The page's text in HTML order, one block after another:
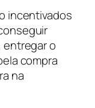
incentivados
entregar o
compra
na